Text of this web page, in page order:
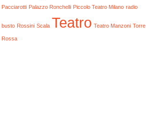
Pacciarotti Palazzo Ronchelli Piccolo Teatro Milano radio
busto Rossini Scala Teatro Teatro Manzoni Torre
Rossa